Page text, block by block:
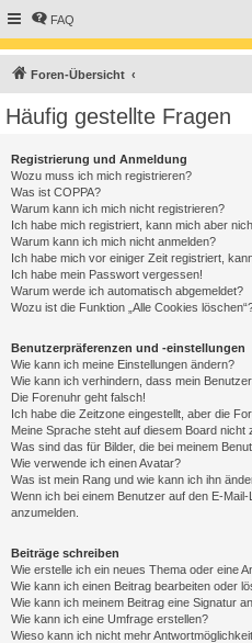
FAQ
Foren-Übersicht
Häufig gestellte Fragen
Registrierung und Anmeldung
Wozu muss ich mich registrieren?
Was ist COPPA?
Warum kann ich mich nicht registrieren?
Ich habe mich registriert, kann mich aber
Warum kann ich mich nicht anmelden?
Ich habe mich vor einiger Zeit registriert,
Ich habe mein Passwort vergessen!
Warum werde ich automatisch abgemeldet?
Wozu ist die Funktion „Alle Cookies
Benutzerpräferenzen und -einstellungen
Wie kann ich meine Einstellungen ändern?
Wie kann ich verhindern, dass mein
Die Forenuhr geht falsch!
Ich habe die Zeitzone eingestellt, aber die
Meine Sprache steht auf diesem Board nicht
Was sind das für Bilder, die bei meinem
Wie verwende ich einen Avatar?
Was ist mein Rang und wie kann ich ihn
Wenn ich bei einem Benutzer auf den E-
anzumelden.
Beiträge schreiben
Wie erstelle ich ein neues Thema oder eine
Wie kann ich einen Beitrag bearbeiten oder
Wie kann ich meinem Beitrag eine Signatur
Wie kann ich eine Umfrage erstellen?
Wieso kann ich nicht mehr